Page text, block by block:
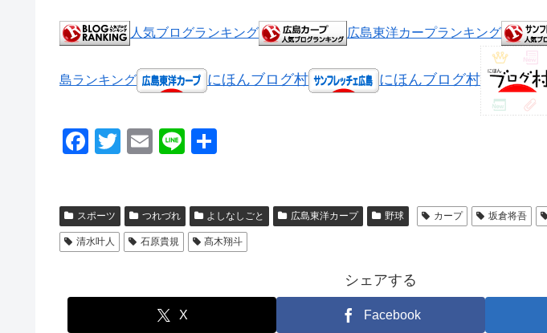
人気ブログランキング 広島東洋カープランキング
島ランキング にほんブログ村 にほんブログ村
F
e
b
o
T
er
E
Li
スポーツ つれづれ よしなしごと 広島東洋カープ 野球 カープ 坂倉将吾
清水叶人 石原貴規 髙木翔斗
シェアする
X Facebook